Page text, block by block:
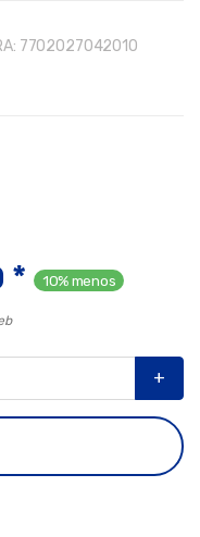
7702027042010
* 10% menos
+